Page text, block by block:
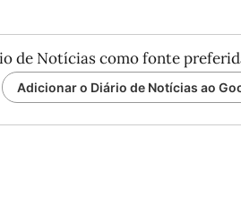
de Notícias como fonte
Adicionar o Diário de Notícias ao